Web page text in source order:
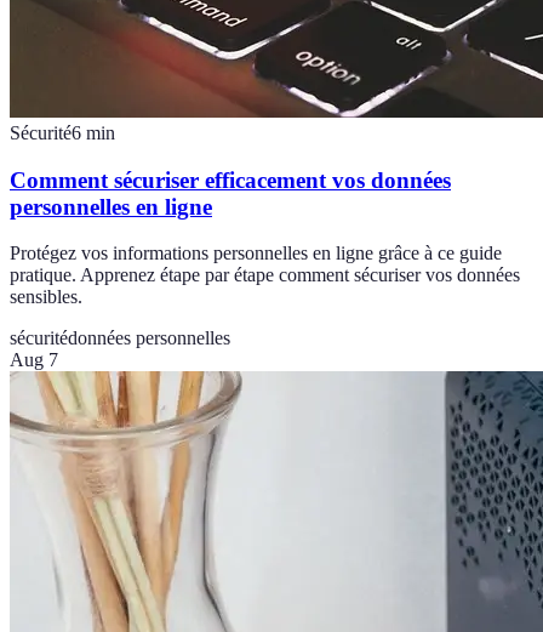
Sécurité6 min
Comment sécuriser efficacement vos données
personnelles en ligne
Protégez vos informations personnelles en ligne grâce à ce guide
pratique. Apprenez étape par étape comment sécuriser vos données
sensibles.
sécuritédonnées personnelles
Aug 7